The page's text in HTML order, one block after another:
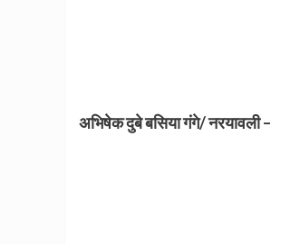
अभिषेक दुबे बसिया गंगे/ नरयावली –